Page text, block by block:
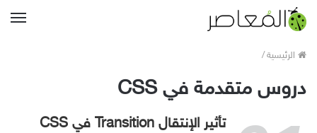
الرئيسية/
دروس متقدمة في CSS
تأثير الإنتقال Transition في CSS